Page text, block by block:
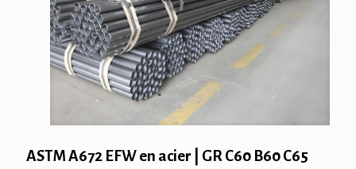
ASTM A672 EFW en acier | GR C60 B60 C65